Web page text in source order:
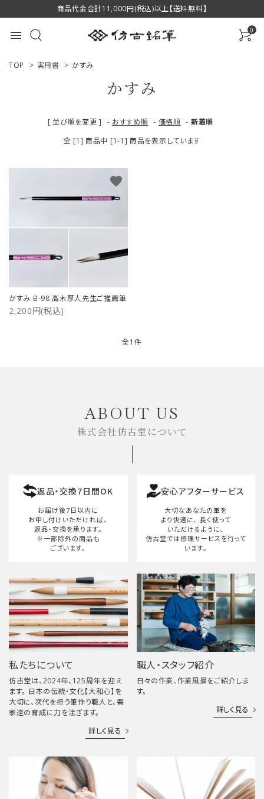
商品代金合計11,000円(税込)以上【送料無料】
menu 0
ACCOUNT MENU
プライバシーポリシー
TOP > 実用書 > かすみ
かすみ
[ 並び順を変更 ] - おすすめ順 - 価格順 - 新着順
全 [1] 商品中 [1-1] 商品を表示しています
かすみ B-98 高木厚人先生ご推薦筆
2,200円(税込)
favorite
全1件
検索する
ABOUT US
株式会社仿古堂について
返品・交換7日間OK
お届け後7日以内に
お申し付けいただければ、
返品・交換を承ります。
※一部除外の商品も
ございます。
安心アフターサービス
大切なあなたの筆を
より快適に、 長く使って
いただけるように、
仿古堂では修理サービスを行って
います。
私たちについて
仿古堂は、2024年、125周年を迎え
ます。 日本の伝統・文化【大和心】を
大切に、次代を担う筆作り職人と、書
家達の育成に力を注ぎます。
詳しく見る
職人・スタッフ紹介
日々の作業、作業風景をご紹介しま
す。
詳しく見る